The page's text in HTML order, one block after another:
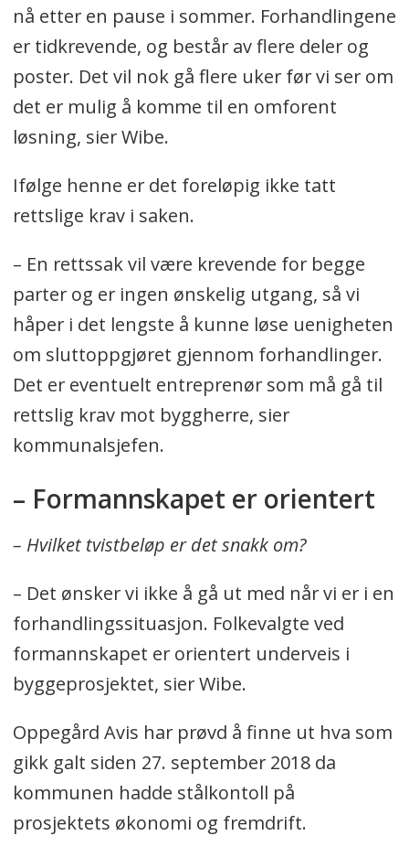
nå etter en pause i sommer. Forhandlingene
er tidkrevende, og består av flere deler og
poster. Det vil nok gå flere uker før vi ser om
det er mulig å komme til en omforent
løsning, sier Wibe.
Ifølge henne er det foreløpig ikke tatt
rettslige krav i saken.
– En rettssak vil være krevende for begge
parter og er ingen ønskelig utgang, så vi
håper i det lengste å kunne løse uenigheten
om sluttoppgjøret gjennom forhandlinger.
Det er eventuelt entreprenør som må gå til
rettslig krav mot byggherre, sier
kommunalsjefen.
– Formannskapet er orientert
– Hvilket tvistbeløp er det snakk om?
– Det ønsker vi ikke å gå ut med når vi er i en
forhandlingssituasjon. Folkevalgte ved
formannskapet er orientert underveis i
byggeprosjektet, sier Wibe.
Oppegård Avis har prøvd å finne ut hva som
gikk galt siden 27. september 2018 da
kommunen hadde stålkontoll på
prosjektets økonomi og fremdrift.